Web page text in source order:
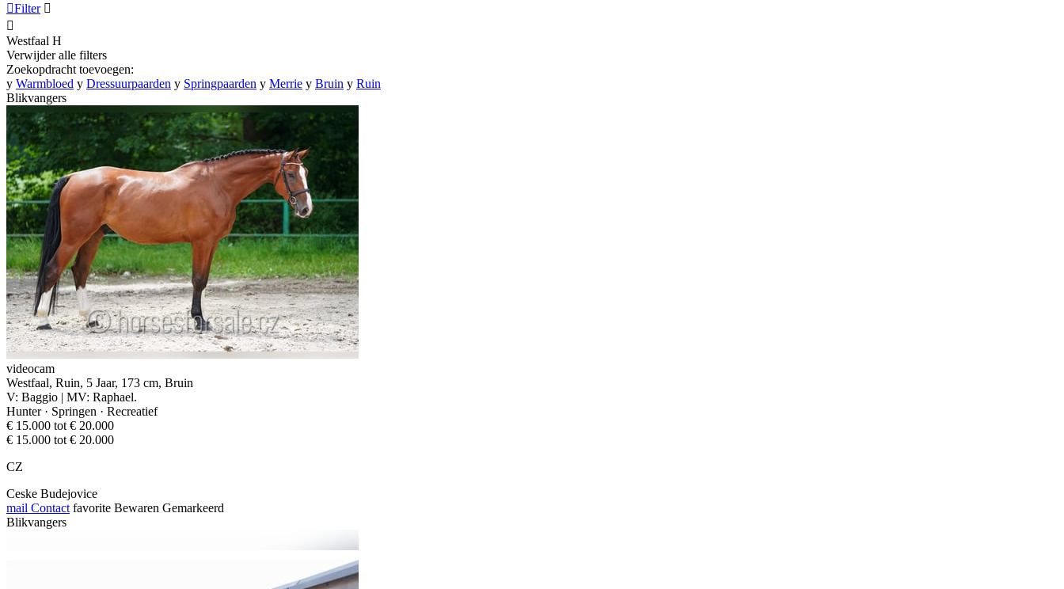
Filter 

Westfaal H
Verwijder alle filters
Zoekopdracht toevoegen:
y Warmbloed y Dressuurpaarden y Springpaarden y Merrie y Bruin y Ruin
Blikvangers
videocam
Westfaal, Ruin, 5 Jaar, 173 cm, Bruin
V: Baggio | MV: Raphael.
Hunter · Springen · Recreatief
€ 15.000 tot € 20.000
€ 15.000 tot € 20.000
CZ
Ceske Budejovice
mail Contact favorite Bewaren Gemarkeerd
Blikvangers